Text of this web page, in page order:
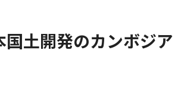
土開発のカンボジア